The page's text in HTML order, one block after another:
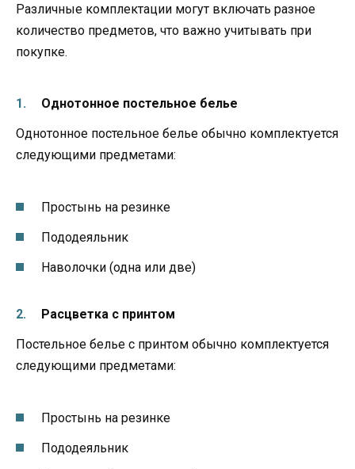
Различные комплектации могут включать разное
количество предметов, что важно учитывать при
покупке.
Однотонное постельное белье
Однотонное постельное белье обычно комплектуется
следующими предметами:
Простынь на резинке
Пододеяльник
Наволочки (одна или две)
Расцветка с принтом
Постельное белье с принтом обычно комплектуется
следующими предметами:
Простынь на резинке
Пододеяльник